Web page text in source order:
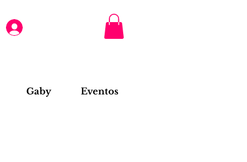
Gaby Eventos